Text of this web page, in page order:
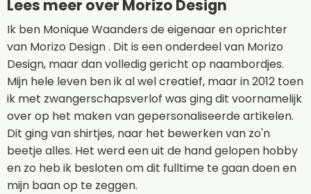
Lees meer over Morizo Design
Ik ben Monique Waanders de eigenaar en oprichter
van Morizo Design . Dit is een onderdeel van Morizo
Design, maar dan volledig gericht op naambordjes.
Mijn hele leven ben ik al wel creatief, maar in 2012 toen
ik met zwangerschapsverlof was ging dit voornamelijk
over op het maken van gepersonaliseerde artikelen.
Dit ging van shirtjes, naar het bewerken van zo'n
beetje alles. Het werd een uit de hand gelopen hobby
en zo heb ik besloten om dit fulltime te gaan doen en
mijn baan op te zeggen.